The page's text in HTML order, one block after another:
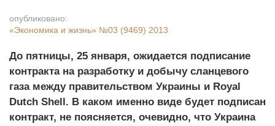
опубликовано:
«Экономика и жизнь» №03 (9469) 2013
До пятницы, 25 января, ожидается подписание
контракта на разработку и добычу сланцевого
газа между правительством Украины и Royal
Dutch Shell. В каком именно виде будет подписан
контракт, не поясняется, очевидно, что Украина